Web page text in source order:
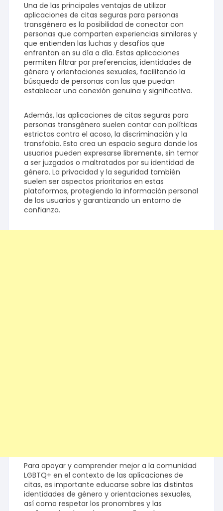
Una de las principales ventajas de utilizar
aplicaciones de citas seguras para personas
transgénero es la posibilidad de conectar con
personas que comparten experiencias similares y
que entienden las luchas y desafíos que
enfrentan en su día a día. Estas aplicaciones
permiten filtrar por preferencias, identidades de
género y orientaciones sexuales, facilitando la
búsqueda de personas con las que puedan
establecer una conexión genuina y significativa.
Además, las aplicaciones de citas seguras para
personas transgénero suelen contar con políticas
estrictas contra el acoso, la discriminación y la
transfobia. Esto crea un espacio seguro donde los
usuarios pueden expresarse libremente, sin temor
a ser juzgados o maltratados por su identidad de
género. La privacidad y la seguridad también
suelen ser aspectos prioritarios en estas
plataformas, protegiendo la información personal
de los usuarios y garantizando un entorno de
confianza.
Para apoyar y comprender mejor a la comunidad
LGBTQ+ en el contexto de las aplicaciones de
citas, es importante educarse sobre las distintas
identidades de género y orientaciones sexuales,
así como respetar los pronombres y las